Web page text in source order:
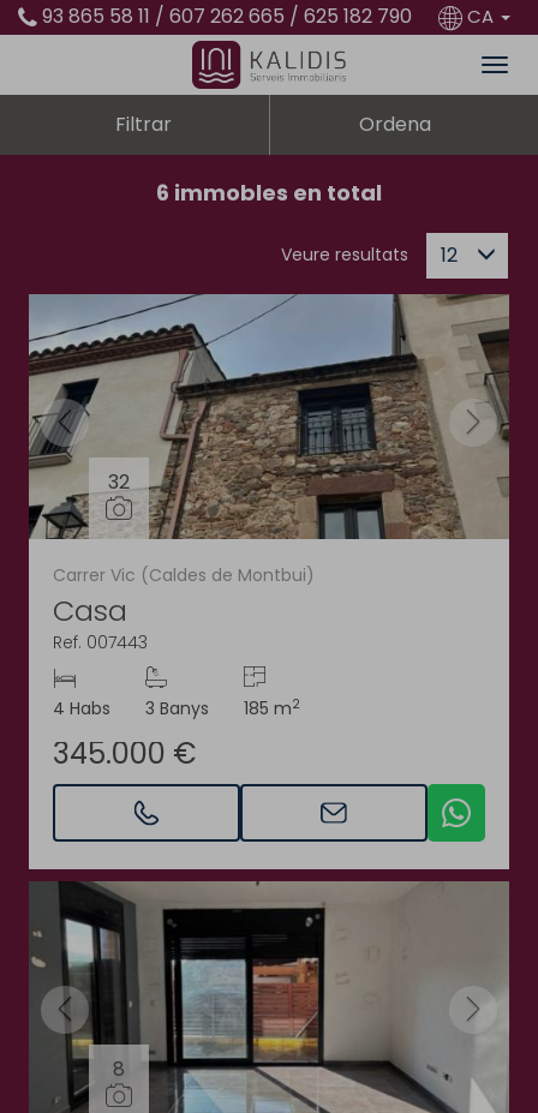
93 865 58 11 / 607 262 665 / 625 182 790 CA
Filtrar Ordena
6 immobles en total
Veure resultats 12
32
Carrer Vic (Caldes de Montbui)
Casa
Ref. 007443
4 Habs 3 Banys 185 m2
345.000 €
8